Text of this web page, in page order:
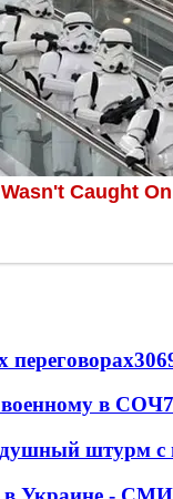
переговорах
в СОЧ
штурм с